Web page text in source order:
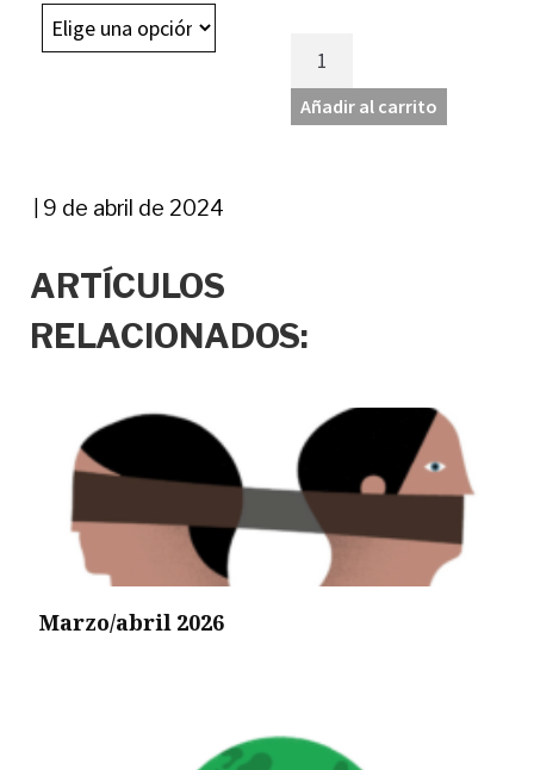
2024
cantidad
Añadir al carrito
9 de abril de 2024
ARTÍCULOS
RELACIONADOS:
Marzo/abril 2026